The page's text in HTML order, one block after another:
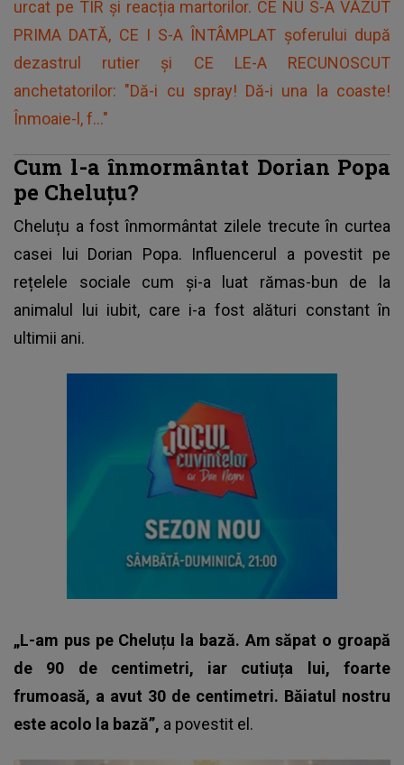
urcat pe TIR și reacția martorilor. CE NU S-A VĂZUT
PRIMA DATĂ, CE I S-A ÎNTÂMPLAT șoferului după
dezastrul rutier și CE LE-A RECUNOSCUT
anchetatorilor: "Dă-i cu spray! Dă-i una la coaste!
Înmoaie-l, f..."
Cum l-a înmormântat Dorian Popa
pe Cheluțu?
Cheluțu a fost înmormântat zilele trecute în curtea
casei lui Dorian Popa. Influencerul a povestit pe
rețelele sociale cum și-a luat rămas-bun de la
animalul lui iubit, care i-a fost alături constant în
ultimii ani.
„L-am pus pe Cheluțu la bază. Am săpat o groapă
de 90 de centimetri, iar cutiuța lui, foarte
frumoasă, a avut 30 de centimetri. Băiatul nostru
este acolo la bază”, a povestit el.